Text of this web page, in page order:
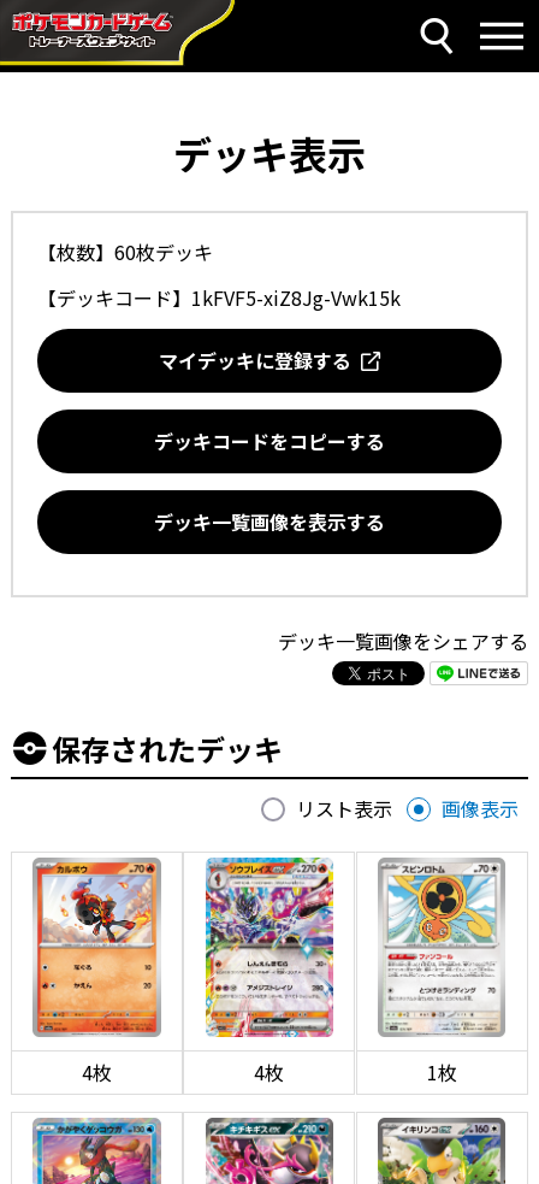
デッキ表示
【枚数】60枚デッキ
【デッキコード】 1kFVF5-xiZ8Jg-Vwk15k
マイデッキに登録する
デッキコードをコピーする
デッキ一覧画像を表示する
デッキ一覧画像をシェアする
保存されたデッキ
リスト表示 画像表示
4枚 4枚 1枚